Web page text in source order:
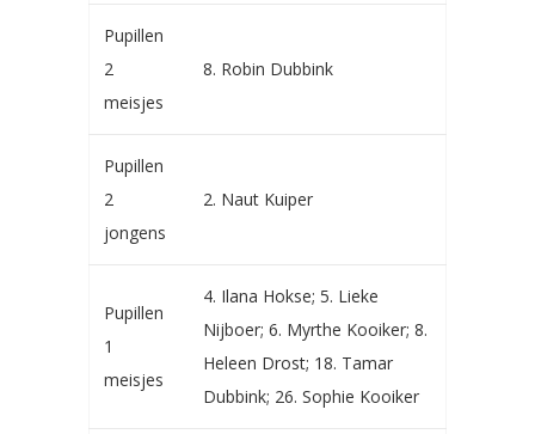
Pupillen
2
meisjes
8. Robin Dubbink
Pupillen
2
jongens
2. Naut Kuiper
Pupillen
1
meisjes
4. Ilana Hokse; 5. Lieke
Nijboer; 6. Myrthe Kooiker; 8.
Heleen Drost; 18. Tamar
Dubbink; 26. Sophie Kooiker